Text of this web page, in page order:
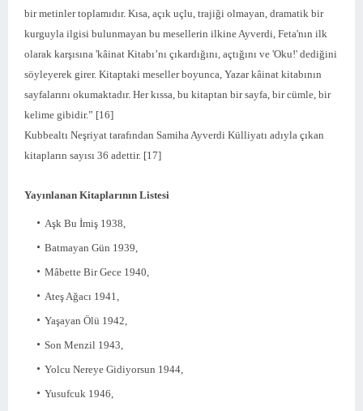
bir metinler toplamıdır. Kısa, açık uçlu, trajiği olmayan, dramatik bir
kurguyla ilgisi bulunmayan bu mesellerin ilkine Ayverdi, Feta'nın ilk
olarak karşısına 'kâinat Kitabı’nı çıkardığını, açtığını ve 'Oku!' dediğini
söyleyerek girer. Kitaptaki meseller boyunca, Yazar kâinat kitabının
sayfalarını okumaktadır. Her kıssa, bu kitaptan bir sayfa, bir cümle, bir
kelime gibidir.” [16]
Kubbealtı Neşriyat tarafından Samiha Ayverdi Külliyatı adıyla çıkan
kitapların sayısı 36 adettir. [17]
Yayınlanan Kitaplarının Listesi
Aşk Bu İmiş 1938,
Batmayan Gün 1939,
Mâbette Bir Gece 1940,
Ateş Ağacı 1941,
Yaşayan Ölü 1942,
Son Menzil 1943,
Yolcu Nereye Gidiyorsun 1944,
Yusufcuk 1946,